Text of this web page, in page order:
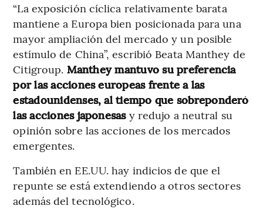
“La exposición cíclica relativamente barata
mantiene a Europa bien posicionada para una
mayor ampliación del mercado y un posible
estímulo de China”, escribió Beata Manthey de
Citigroup. Manthey mantuvo su preferencia
por las acciones europeas frente a las
estadounidenses, al tiempo que sobreponderó
las acciones japonesasy redujo a neutral su
opinión sobre las acciones de los mercados
emergentes.
También en EE.UU. hay indicios de que el
repunte se está extendiendo a otros sectores
además del tecnológico.